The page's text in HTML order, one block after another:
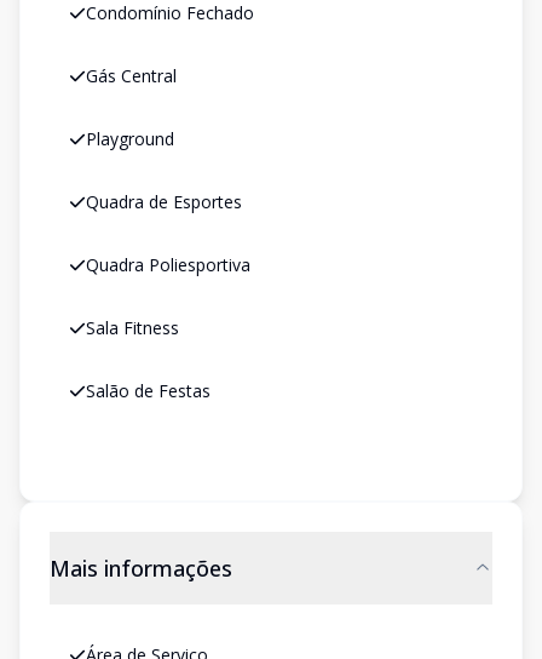
Condomínio Fechado
Gás Central
Playground
Quadra de Esportes
Quadra Poliesportiva
Sala Fitness
Salão de Festas
Mais informações